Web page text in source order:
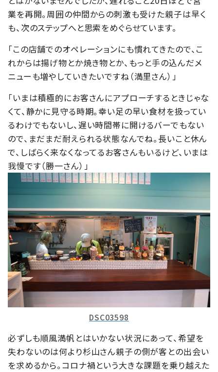
業を再開。周囲の仲間からの刺激も受けた親子は早く
も、次のステップへと思索をめぐらせています。
「この店舗でのオペレーションにも慣れてきたので、こ
れからは揚げ物とか焼き物とか、もっと手の込んだメ
ニューも増やしていきたいですね（満里さん）」
「いまは積極的にお客さんにアプローチするときじゃな
くて、静かに見守る時期。幸い足の早い食材を扱ってい
るわけでもないし、遅い時間帯に開けるバーでもない
ので、まだまだ耐えられる状態なんでね。長いこと休ん
で、しばらく来なくなってるお客さんもいるけど、いまは
我慢です（勝一さん）」
DSC03598
必ずしも順風満帆とはいかない状況にあって、希望を
失わないのは何より杉山さん親子の側が客との出会い
を求めるから。コロナ禍という大きな課題を乗り越えた